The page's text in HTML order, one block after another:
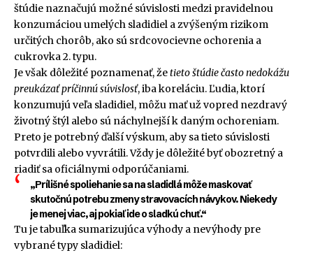
štúdie naznačujú možné súvislosti medzi pravidelnou
konzumáciou umelých sladidiel a zvýšeným rizikom
určitých chorôb, ako sú srdcovocievne ochorenia a
cukrovka 2. typu.
Je však dôležité poznamenať, žetieto štúdie často nedokážu
preukázať príčinnú súvislosť, iba koreláciu. Ľudia, ktorí
konzumujú veľa sladidiel, môžu mať už vopred nezdravý
životný štýl alebo sú náchylnejší k daným ochoreniam.
Preto je potrebný ďalší výskum, aby sa tieto súvislosti
potvrdili alebo vyvrátili. Vždy je dôležité byť obozretný a
riadiť sa oficiálnymi odporúčaniami.
„Prílišné spoliehanie sa na sladidlá môže maskovať
skutočnú potrebu zmeny stravovacích návykov. Niekedy
je menej viac, aj pokiaľ ide o sladkú chuť.“
Tu je tabuľka sumarizujúca výhody a nevýhody pre
vybrané typy sladidiel: